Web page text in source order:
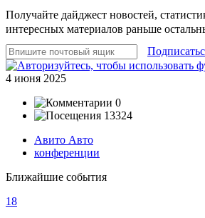
Получайте дайджест новостей,
интересных материалов раньше
4 июня 2025
0
13324
Авито Авто
конференции
Ближайшие события
18